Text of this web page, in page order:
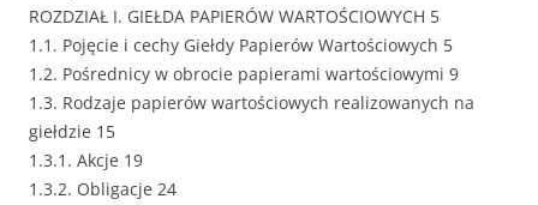
ROZDZIAŁ I. GIEŁDA PAPIERÓW WARTOŚCIOWYCH 5
1.1. Pojęcie i cechy Giełdy Papierów Wartościowych 5
1.2. Pośrednicy w obrocie papierami wartościowymi 9
1.3. Rodzaje papierów wartościowych realizowanych na
giełdzie 15
1.3.1. Akcje 19
1.3.2. Obligacje 24